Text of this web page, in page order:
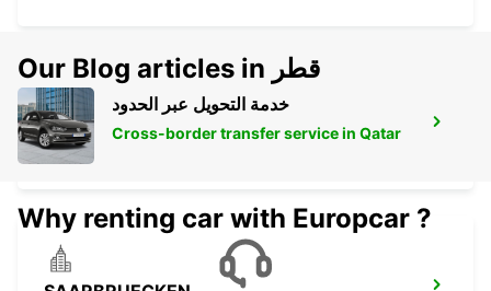
ST WENDEL
ST WENDEL - GERMANY
Our Blog articles in قطر
خدمة التحويل عبر الحدود
Cross-border transfer service in Qatar
Why renting car with Europcar ?